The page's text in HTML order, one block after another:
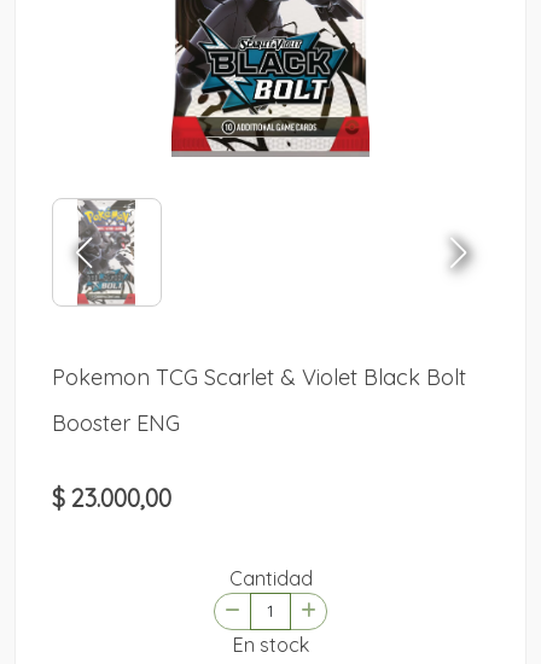
Pokemon TCG Scarlet & Violet Black Bolt
Booster ENG
$ 23.000,00
Cantidad
En stock